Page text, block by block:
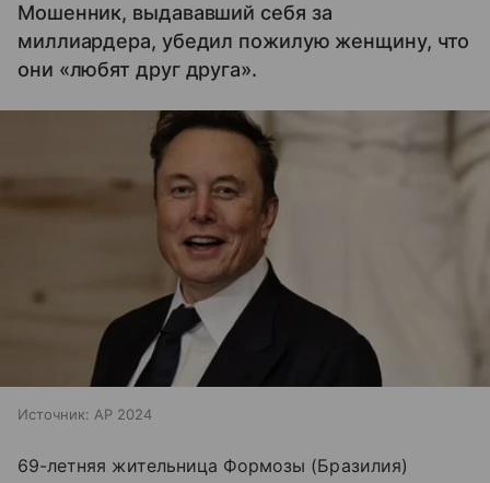
Мошенник, выдававший себя за
миллиардера, убедил пожилую женщину, что
они «любят друг друга».
Источник: AP 2024
69-летняя жительница Формозы (Бразилия)